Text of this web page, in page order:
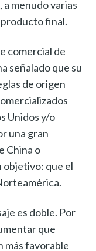
menudo varias
final.
comercial de
señalado que su
de origen
Unidos y/o
una gran
China o
objetivo: que el
es doble. Por
que
más favorable